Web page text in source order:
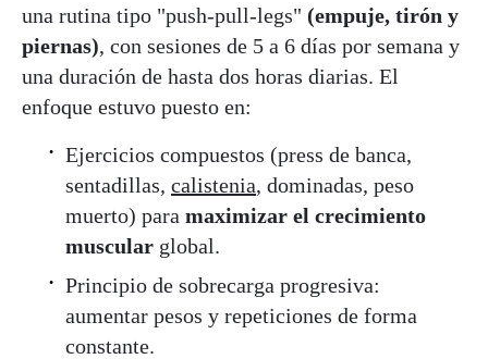
una rutina tipo "push-pull-legs" (empuje, tirón y
piernas), con sesiones de 5 a 6 días por semana y
una duración de hasta dos horas diarias. El
enfoque estuvo puesto en:
Ejercicios compuestos (press de banca,
sentadillas, calistenia, dominadas, peso
muerto) para maximizar el crecimiento
muscular global.
Principio de sobrecarga progresiva:
aumentar pesos y repeticiones de forma
constante.